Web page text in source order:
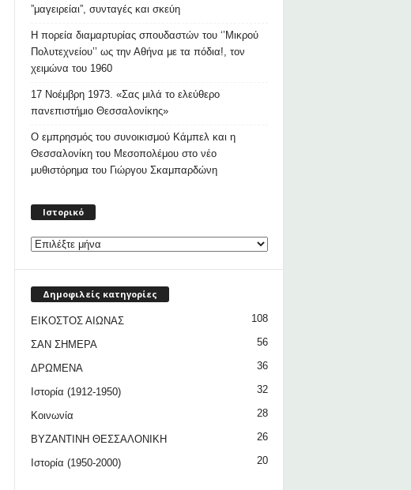
”μαγειρείαι”, συνταγές και σκεύη
Η πορεία διαμαρτυρίας σπουδαστών του ‘’Μικρού
Πολυτεχνείου’’ ως την Αθήνα με τα πόδια!, τον
χειμώνα του 1960
17 Νοέμβρη 1973. «Σας μιλά το ελεύθερο
πανεπιστήμιο Θεσσαλονίκης»
Ο εμπρησμός του συνοικισμού Κάμπελ και η
Θεσσαλονίκη του Μεσοπολέμου στο νέο
μυθιστόρημα του Γιώργου Σκαμπαρδώνη
Ιστορικό
Δημοφιλείς κατηγορίες
ΕΙΚΟΣΤΟΣ ΑΙΩΝΑΣ 108
ΣΑΝ ΣΗΜΕΡΑ 56
ΔΡΩΜΕΝΑ 36
Ιστορία (1912-1950) 32
Κοινωνία 28
ΒΥΖΑΝΤΙΝΗ ΘΕΣΣΑΛΟΝΙΚΗ 26
Ιστορία (1950-2000) 20